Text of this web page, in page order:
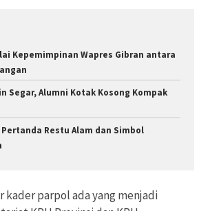
Kepemimpinan Wapres Gibran antara
Segar, Alumni Kotak Kosong Kompak
Restu Alam dan Simbol
kader parpol ada yang menjadi